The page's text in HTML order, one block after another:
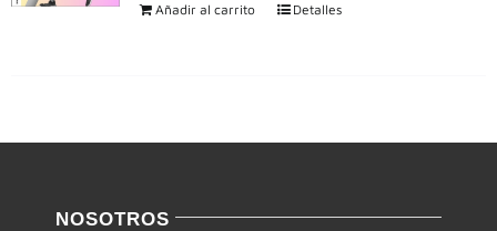
Añadir al carrito Detalles
NOSOTROS